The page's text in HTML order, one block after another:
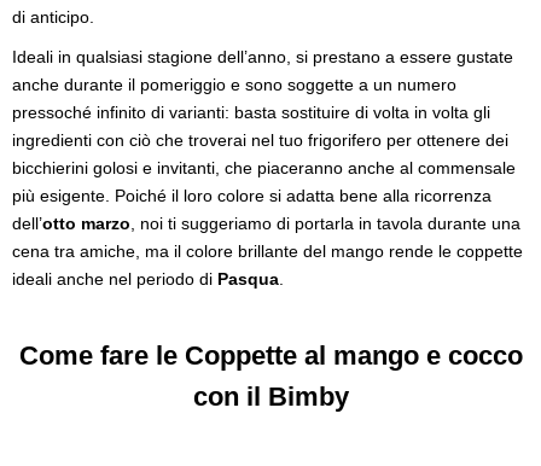
di anticipo.
Ideali in qualsiasi stagione dell’anno, si prestano a essere gustate
anche durante il pomeriggio e sono soggette a un numero
pressoché infinito di varianti: basta sostituire di volta in volta gli
ingredienti con ciò che troverai nel tuo frigorifero per ottenere dei
bicchierini golosi e invitanti, che piaceranno anche al commensale
più esigente. Poiché il loro colore si adatta bene alla ricorrenza
dell’otto marzo , noi ti suggeriamo di portarla in tavola durante una
cena tra amiche, ma il colore brillante del mango rende le coppette
ideali anche nel periodo di Pasqua
Come fare le Coppette al mango e cocco
con il Bimby